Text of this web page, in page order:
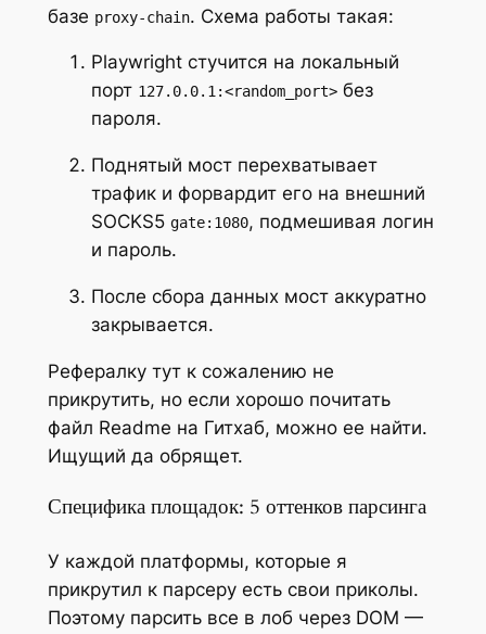
базе proxy-chain. Схема работы такая:
Playwright стучится на локальный
порт 127.0.0.1:<random_port>без
пароля.
Поднятый мост перехватывает
трафик и форвардит его на внешний
SOCKS5 gate:1080, подмешивая логин
и пароль.
После сбора данных мост аккуратно
закрывается.
Рефералку тут к сожалению не
прикрутить, но если хорошо почитать
файл Readme на Гитхаб, можно ее найти.
Ищущий да обрящет.
Специфика площадок: 5 оттенков парсинга
У каждой платформы, которые я
прикрутил к парсеру есть свои приколы.
Поэтому парсить все в лоб через DOM —